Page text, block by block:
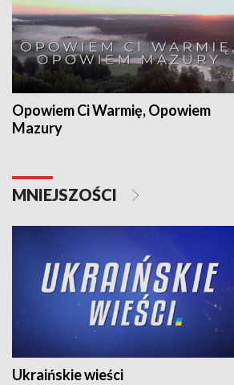
Opowiem Ci Warmię, Opowiem
Mazury
MNIEJSZOŚCI
Ukraińskie wieści